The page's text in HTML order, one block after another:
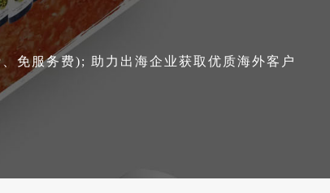
免服务费); 助力出海企业获取优质海外客户